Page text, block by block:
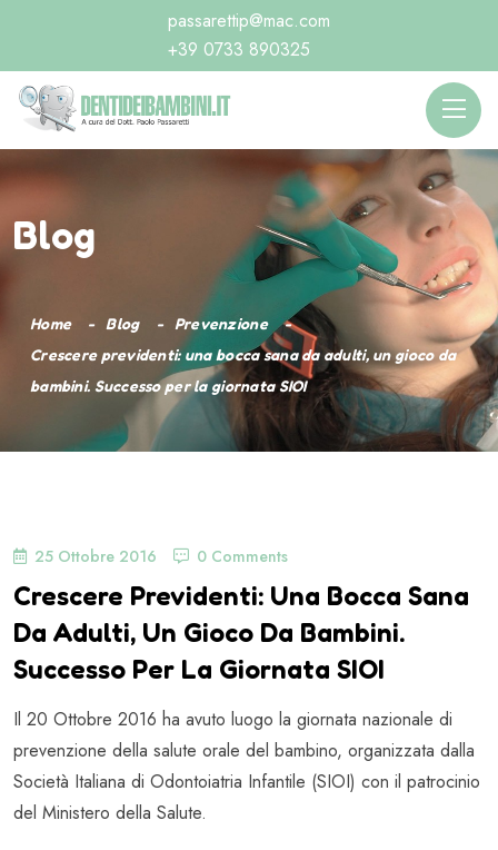
passarettip@mac.com
+39 0733 890325
Blog
Home Blog
Prevenzione
Crescere previdenti: una bocca sana da adulti, un gioco da
bambini. Successo per la giornata SIOI
25 Ottobre 2016 0 Comments
Crescere Previdenti: Una Bocca Sana
Da Adulti, Un Gioco Da Bambini.
Successo Per La Giornata SIOI
Il 20 Ottobre 2016 ha avuto luogo la giornata nazionale di
prevenzione della salute orale del bambino, organizzata dalla
Società Italiana di Odontoiatria Infantile (SIOI) con il patrocinio
del Ministero della Salute.